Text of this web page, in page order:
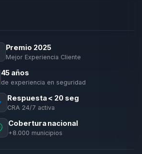
Premio 2025
Mejor Experiencia Cliente
45 años
de experiencia en seguridad
Respuesta < 20 seg
CRA 24/7 activa
Cobertura nacional
+8.000 municipios